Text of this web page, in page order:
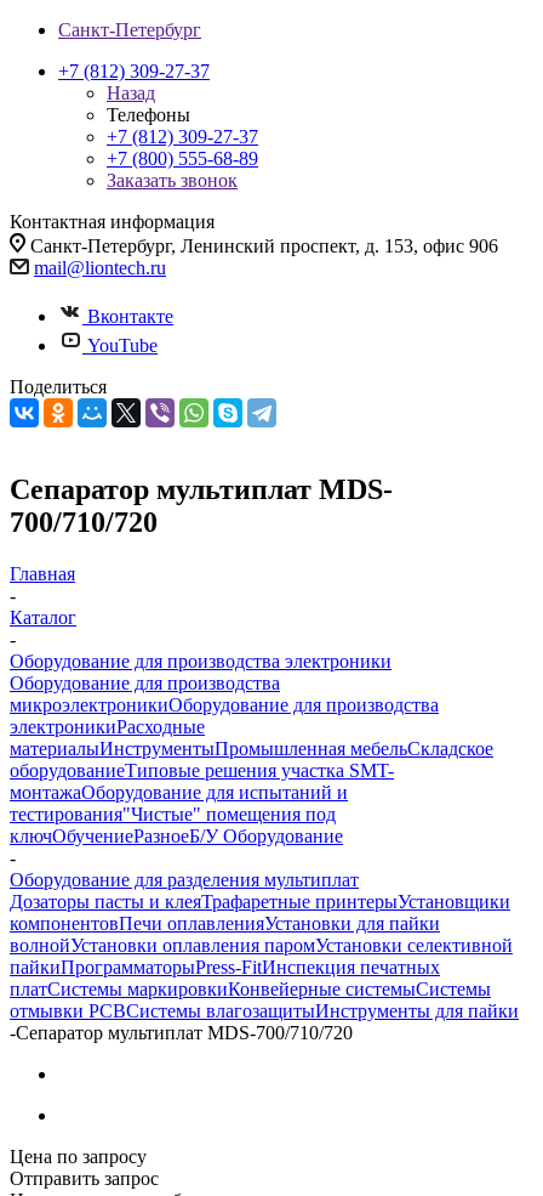
Санкт-Петербург
+7 (812) 309-27-37
Назад
Телефоны
+7 (812) 309-27-37
+7 (800) 555-68-89
Заказать звонок
Контактная информация
Санкт-Петербург, Ленинский проспект, д. 153, офис 906
mail@liontech.ru
Вконтакте
YouTube
Поделиться
Сепаратор мультиплат MDS-
700/710/720
Главная
-
Каталог
-
Оборудование для производства электроники
Оборудование для производства
микроэлектроникиОборудование для производства
электроникиРасходные
материалыИнструментыПромышленная мебельСкладское
оборудованиеТиповые решения участка SMT-
монтажаОборудование для испытаний и
тестирования"Чистые" помещения под
ключОбучениеРазноеБ/У Оборудование
-
Оборудование для разделения мультиплат
Дозаторы пасты и клеяТрафаретные принтерыУстановщики
компонентовПечи оплавленияУстановки для пайки
волнойУстановки оплавления паромУстановки селективной
пайкиПрограмматорыPress-FitИнспекция печатных
платСистемы маркировкиКонвейерные системыСистемы
отмывки PCBСистемы влагозащитыИнструменты для пайки
-Сепаратор мультиплат MDS-700/710/720
Цена по запросу
Отправить запрос